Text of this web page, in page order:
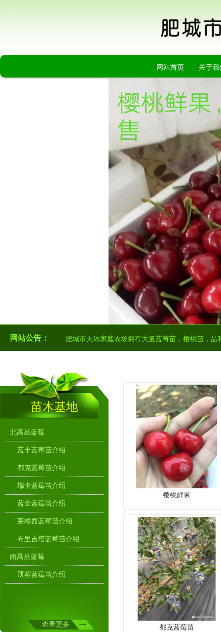
网站首页 关于我
1
网站公告： 肥城市天添家庭农场拥有大量蓝莓苗，樱桃苗，品
苗木基地
樱桃鲜果
都克蓝莓苗
北高丛蓝莓
蓝丰蓝莓苗介绍
都克蓝莓苗介绍
瑞卡蓝莓苗介绍
蓝金蓝莓苗介绍
莱格西蓝莓苗介绍
布里吉塔蓝莓苗介绍
南高丛蓝莓
薄雾蓝莓苗介绍
蓝莓鲜果 查看更多